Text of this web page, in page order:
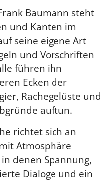
Baumann steht
und Kanten im
seine eigene Art
und Vorschriften
führen ihn
Ecken der
Rachegelüste und
auftun.
richtet sich an
Atmosphäre
denen Spannung,
Dialoge und ein